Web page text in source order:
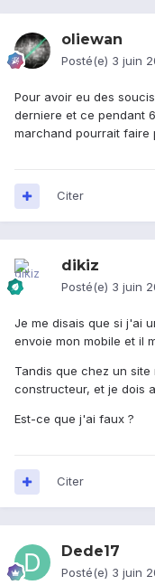
oliewan
Posté(e) 3 juin
Pour avoir eu des
derniere et ce pendant
marchand pourrait faire
Citer
dikiz
Posté(e) 3 juin
Je me disais que si j'ai
envoie mon mobile et il
Tandis que chez un
constructeur, et je dois
Est-ce que j'ai faux ?
Citer
Dede17
Posté(e) 3 juin